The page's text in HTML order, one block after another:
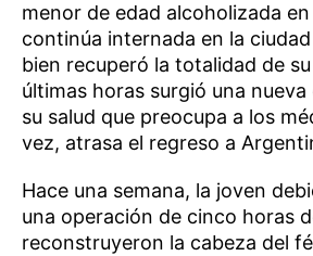
menor de edad alcoholizada
continúa internada en la
bien recuperó la totalidad de
últimas horas surgió una
su salud que preocupa a los
vez, atrasa el regreso a
Hace una semana, la joven
una operación de cinco horas
reconstruyeron la cabeza del